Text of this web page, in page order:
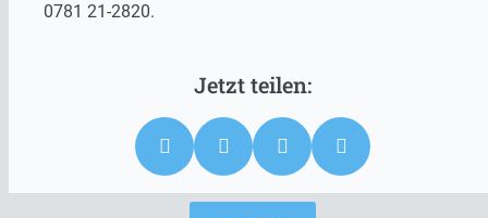
0781 21-2820.